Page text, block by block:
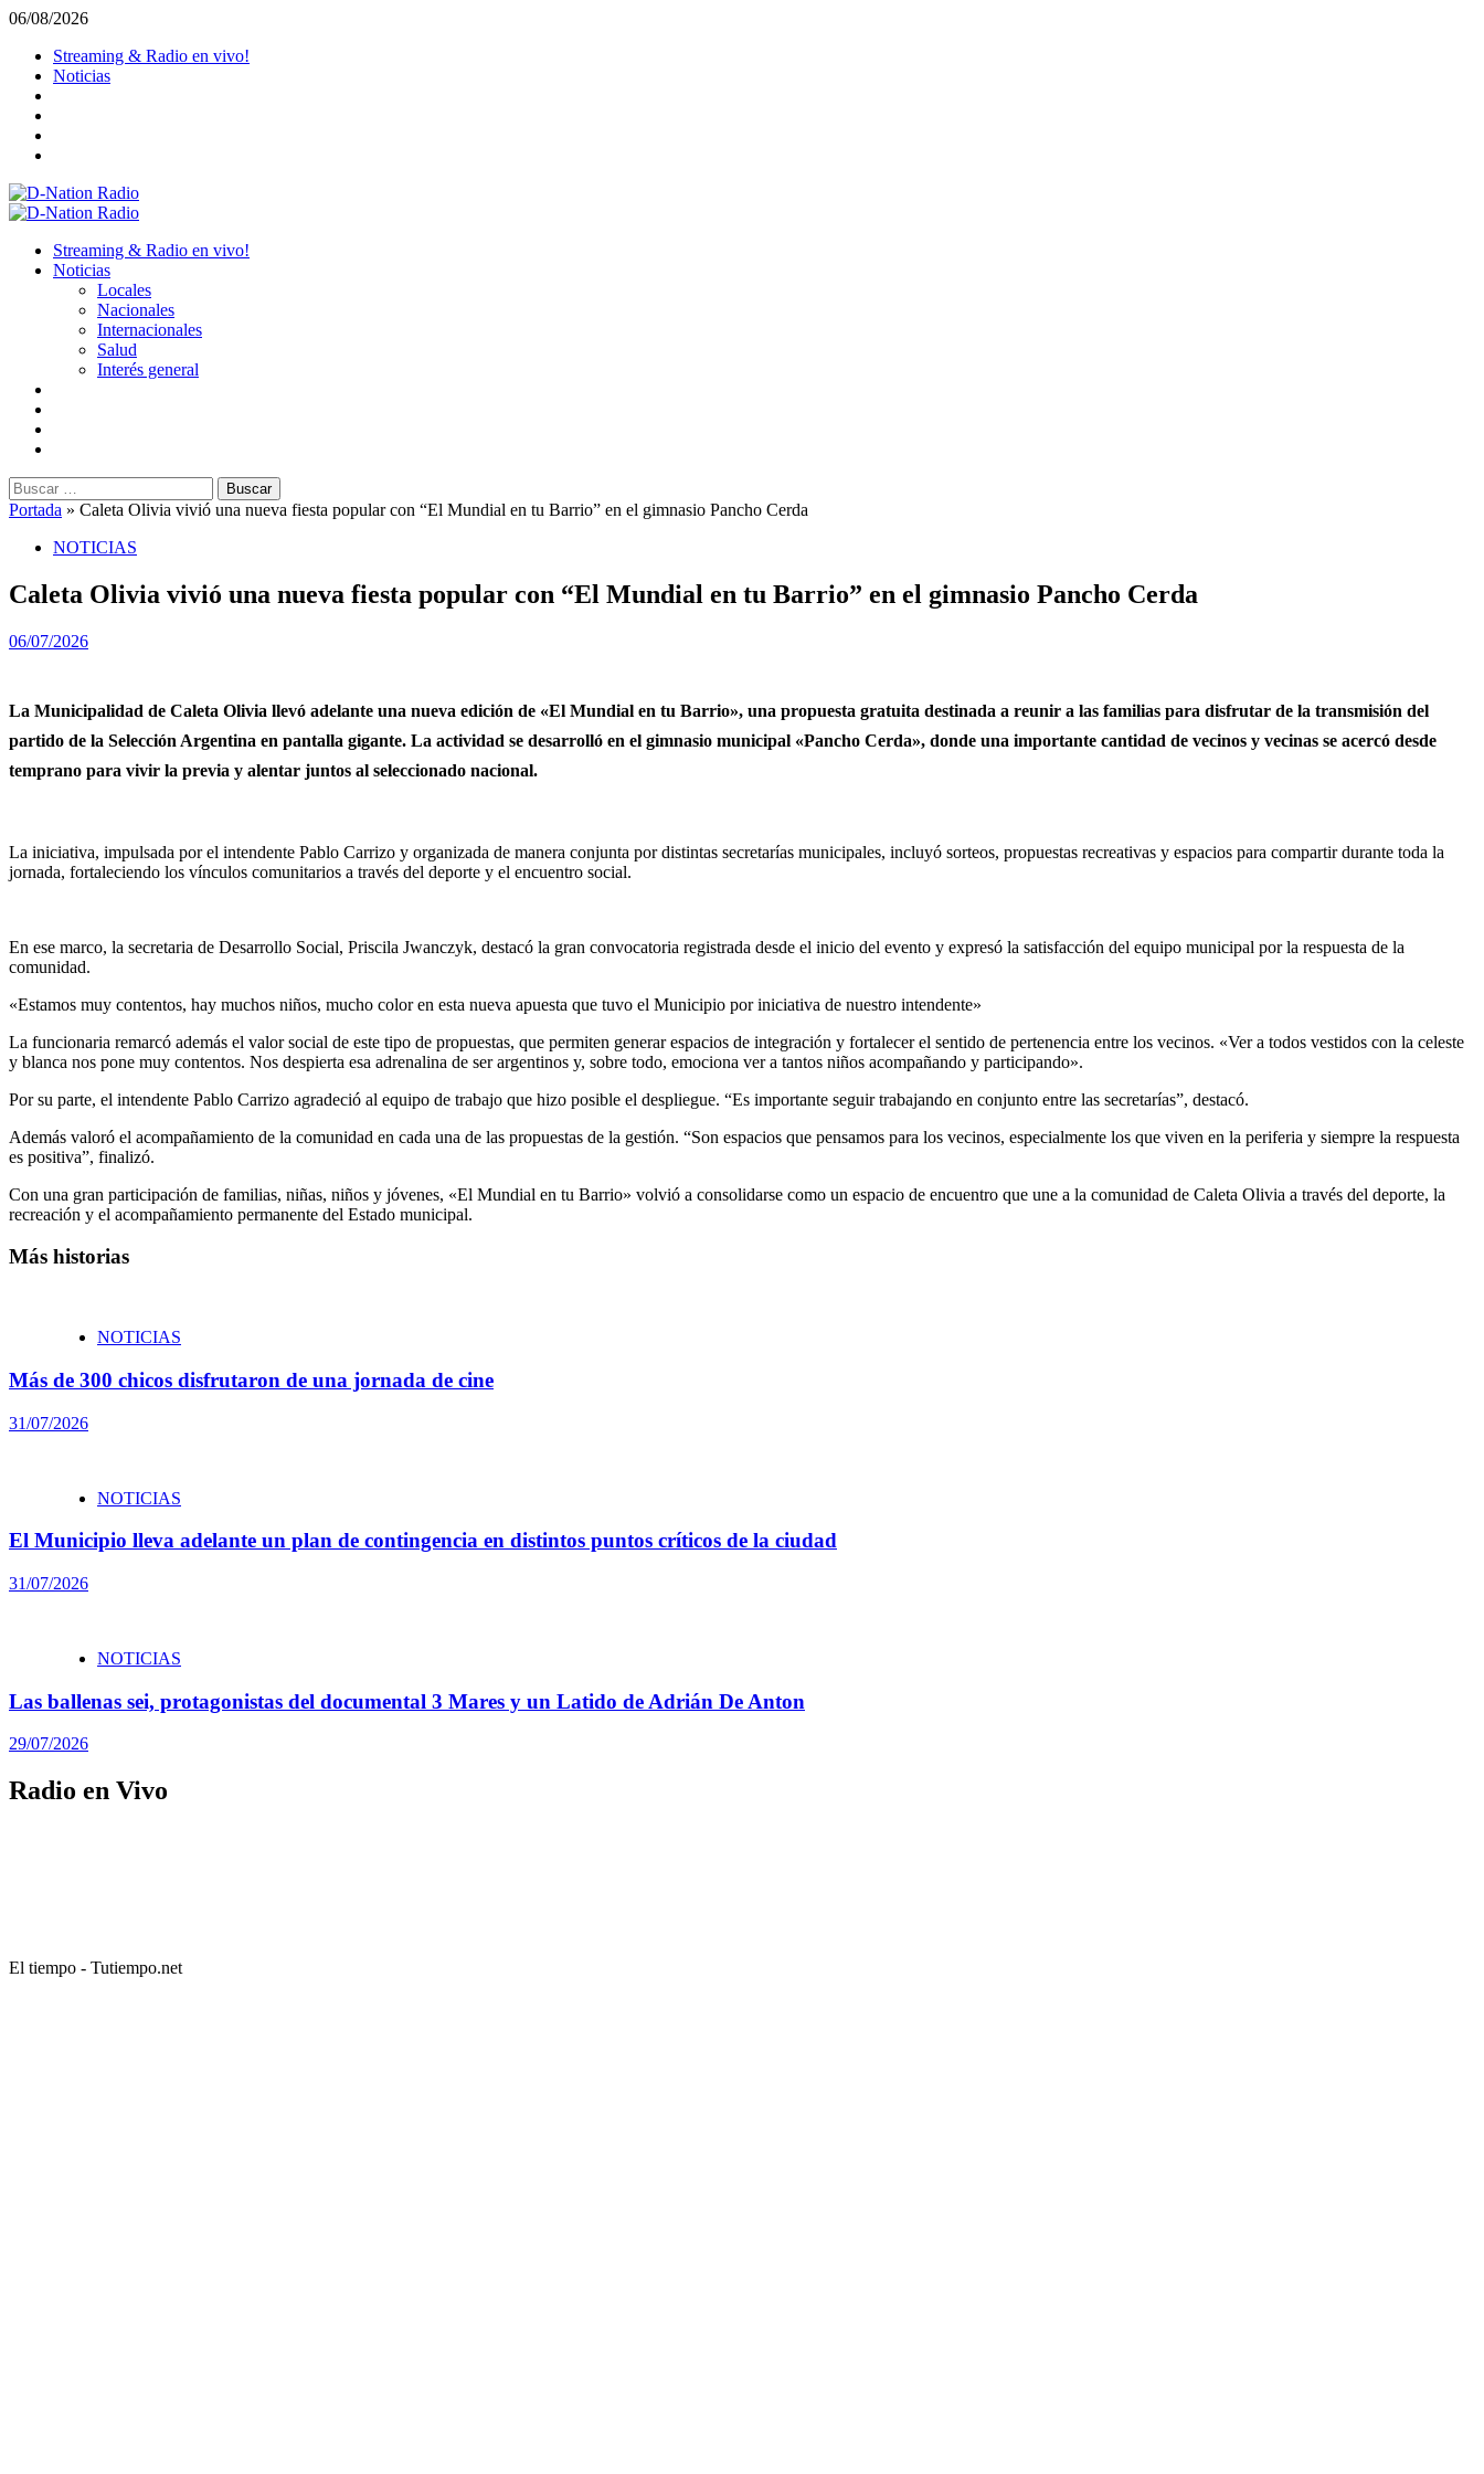
Saltar
contenido
06/08/2026
Streaming & Radio en vivo!
Noticias
Menú
Streaming & Radio en vivo!
Noticias
Locales
Nacionales
Internacionales
Salud
Interés general
Buscar:
Portada » Caleta Olivia vivió una nueva fiesta popular con “El Mundial en tu Barrio” en el gimnasio Pancho Cerda
NOTICIAS
Caleta Olivia vivió una nueva fiesta popular con “El Mundial en tu Barrio” en el gimnasio Pancho Cerda
06/07/2026
La Municipalidad de Caleta Olivia llevó adelante una nueva edición de «El Mundial en tu Barrio», una propuesta gratuita destinada a reunir a las familias para disfrutar de la transmisión del
partido de la Selección Argentina en pantalla gigante. La actividad se desarrolló en el gimnasio municipal «Pancho Cerda», donde una importante cantidad de vecinos y vecinas se acercó desde
temprano para vivir la previa y alentar juntos al seleccionado nacional.
La iniciativa, impulsada por el intendente Pablo Carrizo y organizada de manera conjunta por distintas secretarías municipales, incluyó sorteos, propuestas recreativas y espacios para compartir durante toda la
jornada, fortaleciendo los vínculos comunitarios a través del deporte y el encuentro social.
En ese marco, la secretaria de Desarrollo Social, Priscila Jwanczyk, destacó la gran convocatoria registrada desde el inicio del evento y expresó la satisfacción del equipo municipal por la respuesta de la
comunidad.
«Estamos muy contentos, hay muchos niños, mucho color en esta nueva apuesta que tuvo el Municipio por iniciativa de nuestro intendente»
La funcionaria remarcó además el valor social de este tipo de propuestas, que permiten generar espacios de integración y fortalecer el sentido de pertenencia entre los vecinos. «Ver a todos vestidos con la celeste
y blanca nos pone muy contentos. Nos despierta esa adrenalina de ser argentinos y, sobre todo, emociona ver a tantos niños acompañando y participando».
Por su parte, el intendente Pablo Carrizo agradeció al equipo de trabajo que hizo posible el despliegue. “Es importante seguir trabajando en conjunto entre las secretarías”, destacó.
Además valoró el acompañamiento de la comunidad en cada una de las propuestas de la gestión. “Son espacios que pensamos para los vecinos, especialmente los que viven en la periferia y siempre la respuesta
es positiva”, finalizó.
Con una gran participación de familias, niñas, niños y jóvenes, «El Mundial en tu Barrio» volvió a consolidarse como un espacio de encuentro que une a la comunidad de Caleta Olivia a través del deporte, la
recreación y el acompañamiento permanente del Estado municipal.
Más historias
NOTICIAS
Más de 300 chicos disfrutaron de una jornada de cine
31/07/2026
NOTICIAS
El Municipio lleva adelante un plan de contingencia en distintos puntos críticos de la ciudad
31/07/2026
NOTICIAS
Las ballenas sei, protagonistas del documental 3 Mares y un Latido de Adrián De Anton
29/07/2026
Radio en Vivo
El tiempo - Tutiempo.net